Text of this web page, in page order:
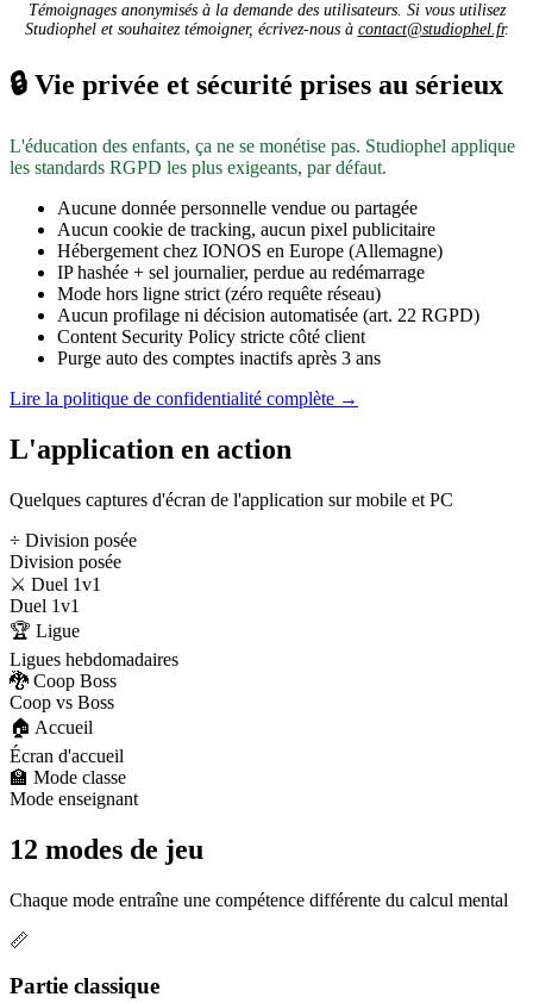
Témoignages anonymisés à la demande des utilisateurs. Si vous utilisez
Studiophel et souhaitez témoigner, écrivez-nous à contact@studiophel.fr.
🔒 Vie privée et sécurité prises au sérieux
L'éducation des enfants, ça ne se monétise pas. Studiophel applique
les standards RGPD les plus exigeants, par défaut.
Aucune donnée personnelle vendue ou partagée
Aucun cookie de tracking, aucun pixel publicitaire
Hébergement chez IONOS en Europe (Allemagne)
IP hashée + sel journalier, perdue au redémarrage
Mode hors ligne strict (zéro requête réseau)
Aucun profilage ni décision automatisée (art. 22 RGPD)
Content Security Policy stricte côté client
Purge auto des comptes inactifs après 3 ans
Lire la politique de confidentialité complète →
L'application en action
Quelques captures d'écran de l'application sur mobile et PC
÷ Division posée
Division posée
⚔️ Duel 1v1
Duel 1v1
🏆 Ligue
Ligues hebdomadaires
🐉 Coop Boss
Coop vs Boss
🏠 Accueil
Écran d'accueil
🏫 Mode classe
Mode enseignant
12 modes de jeu
Chaque mode entraîne une compétence différente du calcul mental
📏
Partie classique